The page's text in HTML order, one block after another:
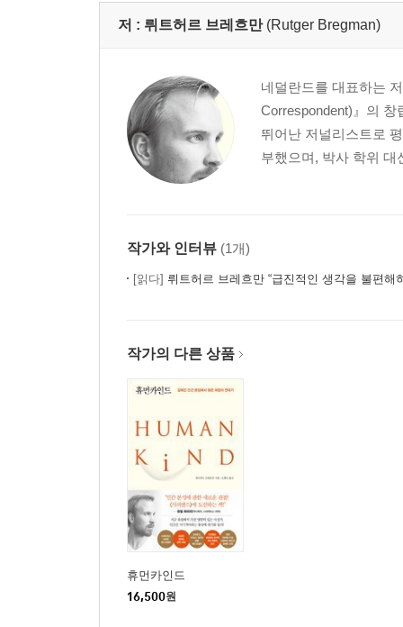
저 : 뤼트허르 브레흐만 (Rutger Bregman)
네덜란드를 대표하는
Correspondent)』의
뛰어난 저널리스트로
부했으며, 박사 학위 대
작가와 인터뷰 (1개)
[읽다] 뤼트허르 브레흐만 “급진적인 생각을 불편해
작가의 다른 상품
휴먼카인드
16,500원